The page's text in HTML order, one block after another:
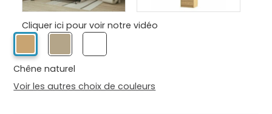
Cliquer ici pour voir notre vidéo
Chêne naturel
Voir les autres choix de couleurs